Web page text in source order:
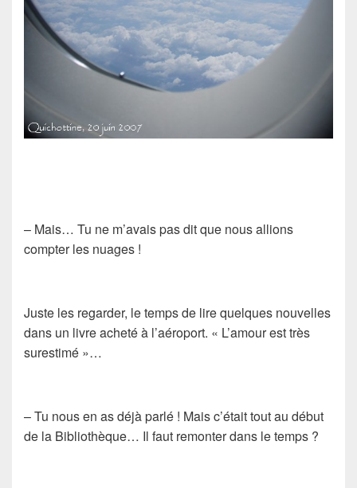
– Mais… Tu ne m’avais pas dit que nous allions
compter les nuages !
Juste les regarder, le temps de lire quelques nouvelles
dans un livre acheté à l’aéroport. « L’amour est très
surestimé »…
– Tu nous en as déjà parlé ! Mais c’était tout au début
de la Bibliothèque… Il faut remonter dans le temps ?